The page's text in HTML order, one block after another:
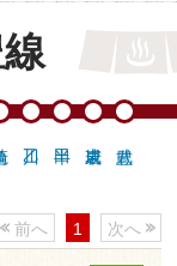
前へ 1 次へ